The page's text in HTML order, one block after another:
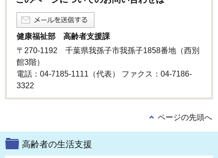
健康福祉部 高齢者支援課
〒270-1192 千葉県我孫子市我孫子1858番地（西別
館3階）
電話：04-7185-1111（代表） ファクス：04-7186-
3322
ページの先頭へ
高齢者の生活支援